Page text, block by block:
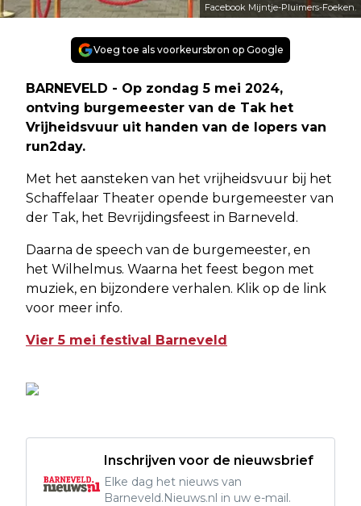
Facebook Mijntje-Pluimers-Foeken.
Voeg toe als voorkeursbron op Google
BARNEVELD - Op zondag 5 mei 2024,
ontving burgemeester van de Tak het
Vrijheidsvuur uit handen van de lopers van
run2day.
Met het aansteken van het vrijheidsvuur bij het
Schaffelaar Theater opende burgemeester van
der Tak, het Bevrijdingsfeest in Barneveld.
Daarna de speech van de burgemeester, en
het Wilhelmus. Waarna het feest begon met
muziek, en bijzondere verhalen. Klik op de link
voor meer info.
Vier 5 mei festival Barneveld
Inschrijven voor de nieuwsbrief
Elke dag het nieuws van
Barneveld.Nieuws.nl in uw e-mail.